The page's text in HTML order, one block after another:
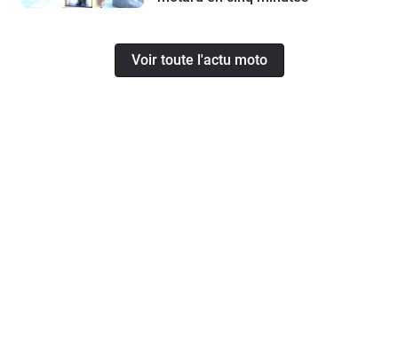
Voir toute l'actu moto